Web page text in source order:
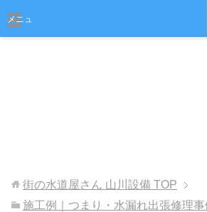
メニュ
街の水道屋さん 山川設備 TOP
施工例｜つまり・水漏れ出張修理事